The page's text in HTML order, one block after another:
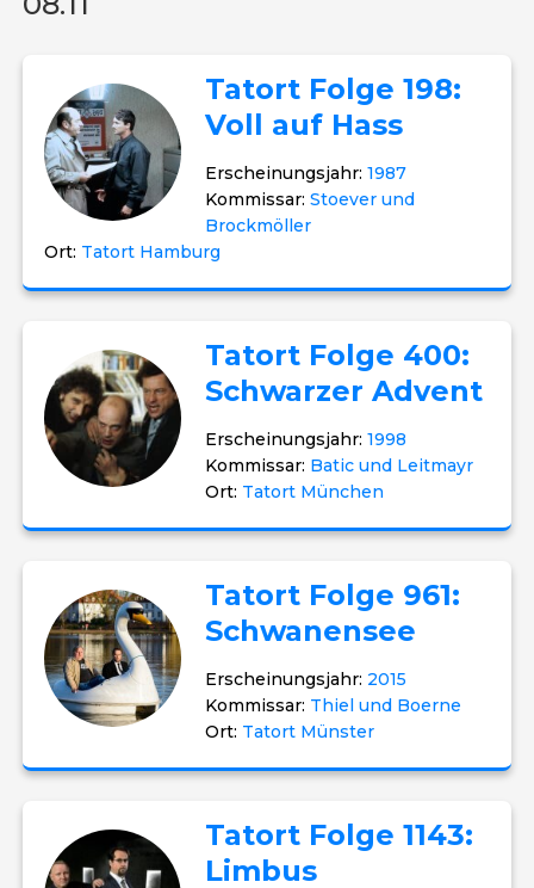
Tatort Folge 198:
Voll auf Hass
Erscheinungsjahr:1987
Kommissar:Stoever und
Brockmöller
Ort: Tatort Hamburg
Tatort Folge 400:
Schwarzer Advent
Erscheinungsjahr:1998
Kommissar: Batic und Leitmayr
Ort: Tatort München
Tatort Folge 961:
Schwanensee
Erscheinungsjahr: 2015
Kommissar: Thiel und Boerne
Ort: Tatort Münster
Tatort Folge 1143:
Limbus